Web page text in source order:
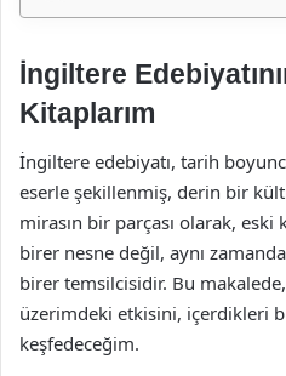
İngiltere
Kitaplarım
İngiltere edebiyatı, tarih
eserle şekillenmiş, derin bir
mirasın bir parçası olarak,
birer nesne değil, aynı
birer temsilcisidir. Bu
üzerimdeki etkisini, içerdikleri
keşfedeceğim.